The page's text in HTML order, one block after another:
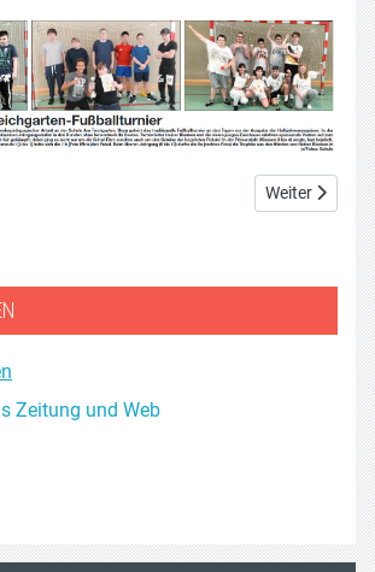
Zeitung und Web
Wandertag im Harz am 24.10.2019Nächster
Weiter